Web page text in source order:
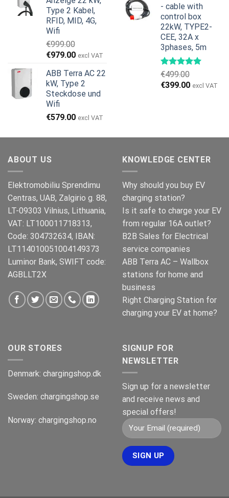
€799.00€629.00.
Type 2 Kabel,
RFID, MID, 4G,
Wifi
€999.00
Ursprünglicher
war:
€999.00
€979.00Aktueller
ist:
€979.00.
excl VAT
ABB Terra AC 22
kW, Type 2
Steckdose und
Wifi
€579.00 excl VAT
- cable with
control box
22kW, TYPE2-
CEE, 32A x
3phases, 5m
€499.00
Ursprünglicher
€399.00Aktueller
excl VAT
ABOUT US
Elektromobiliu Sprendimu
Centras, UAB, Zalgirio g. 88,
LT-09303 Vilnius, Lithuania,
VAT: LT100011718313,
Code: 304732634, IBAN:
LT114010051004149373
Luminor Bank, SWIFT code:
AGBLLT2X
KNOWLEDGE CENTER
Why should you buy EV
charging station?
Is it safe to charge your EV
from regular 16A outlet?
B2B Sales for Electrical
service companies
ABB Terra AC – Wallbox
stations for home and
business
Right Charging Station for
charging your EV at home?
OUR STORES
Denmark: chargingshop.dk
Sweden: chargingshop.se
Norway: chargingshop.no
SIGNUP FOR
NEWSLETTER
Sign up for a newsletter
and receive news and
special offers!